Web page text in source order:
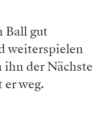
Ball gut
weiterspielen
ihn der Nächste
weg.